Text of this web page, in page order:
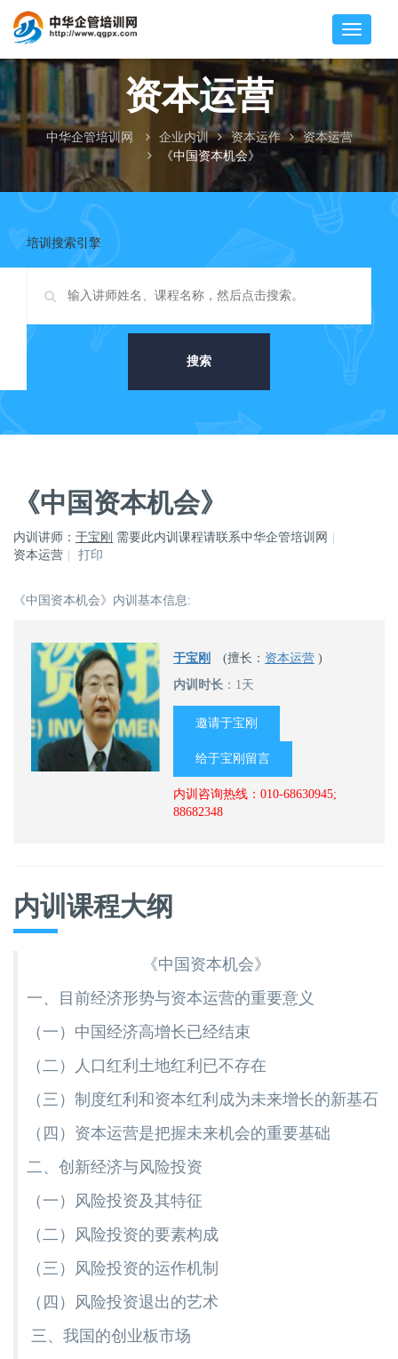
资本运营
中华企管培训网 企业内训 资本运作
资本运营
《中国资本机会》
培训搜索引擎
搜索
《中国资本机会》
内训讲师： 于宝刚 需要此内训课程请联系中华企管培训网
资本运营
打印
《中国资本机会》内训基本信息:
于宝刚 (擅长： 资本运营 )
内训时长 ：1天
邀请于宝刚
给于宝刚留言
内训咨询热线：010-68630945;
88682348
内训课程大纲
《中国资本机会》
一、目前经济形势与资本运营的重要意义
（一）中国经济高增长已经结束
（二）人口红利土地红利已不存在
（三）制度红利和资本红利成为未来增长的新基石
（四）资本运营是把握未来机会的重要基础
二、创新经济与风险投资
（一）风险投资及其特征
（二）风险投资的要素构成
（三）风险投资的运作机制
（四）风险投资退出的艺术
三、我国的创业板市场